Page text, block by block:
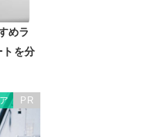
めラ
トを分
PR